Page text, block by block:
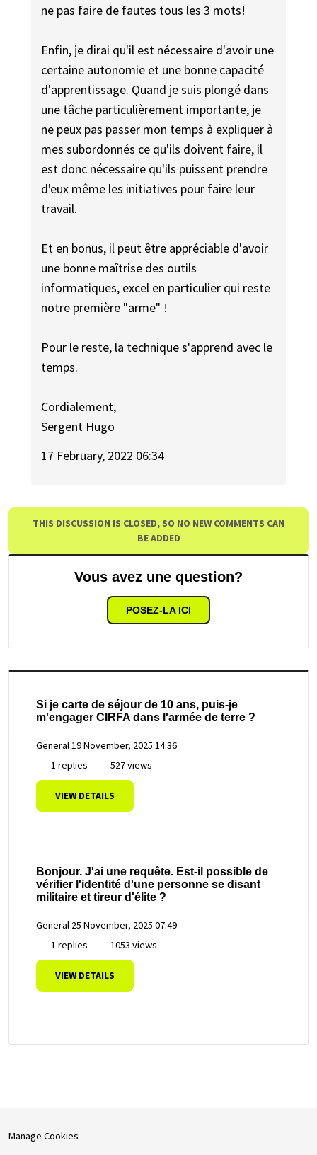
ne pas faire de fautes tous les 3 mots!
Enfin, je dirai qu'il est nécessaire d'avoir une
certaine autonomie et une bonne capacité
d'apprentissage. Quand je suis plongé dans
une tâche particulièrement importante, je
ne peux pas passer mon temps à expliquer à
mes subordonnés ce qu'ils doivent faire, il
est donc nécessaire qu'ils puissent prendre
d'eux même les initiatives pour faire leur
travail.
Et en bonus, il peut être appréciable d'avoir
une bonne maîtrise des outils
informatiques, excel en particulier qui reste
notre première "arme" !
Pour le reste, la technique s'apprend avec le
temps.
Cordialement,
Sergent Hugo
17 February, 2022 06:34
THIS DISCUSSION IS CLOSED, SO NO NEW COMMENTS CAN
BE ADDED
Vous avez une question?
POSEZ-LA ICI
Si je carte de séjour de 10 ans, puis-je
m'engager CIRFA dans l'armée de terre ?
General19 November, 2025 14:36
1 replies
527 views
VIEW DETAILS
Bonjour. J'ai une requête. Est-il possible de
vérifier l'identité d'une personne se disant
militaire et tireur d'élite ?
General 25 November, 2025 07:49
1 replies
1053 views
VIEW DETAILS
Manage Cookies